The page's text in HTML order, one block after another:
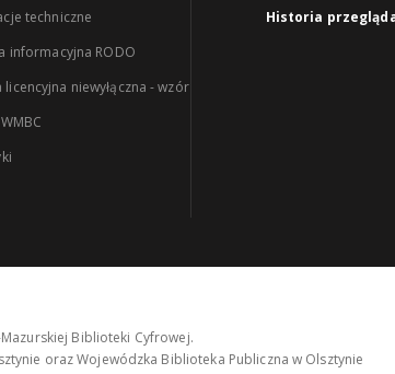
techniczne
informacyjna RODO
licencyjna niewyłączna - wzór
Historia
Biblioteki Cyfrowej.
oraz Wojewódzka Biblioteka Publiczna w Olsztynie